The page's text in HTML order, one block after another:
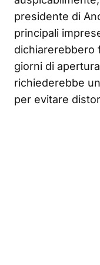
presidente di
principali
dichiarerebbero
giorni di
richiederebbe
per evitare